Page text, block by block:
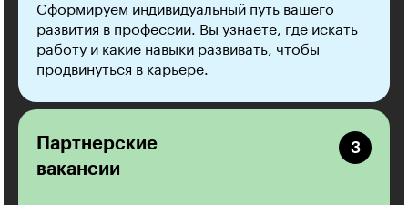
Сформируем индивидуальный путь вашего
развития в профессии. Вы узнаете, где искать
работу и какие навыки развивать, чтобы
продвинуться в карьере.
Партнерские
вакансии